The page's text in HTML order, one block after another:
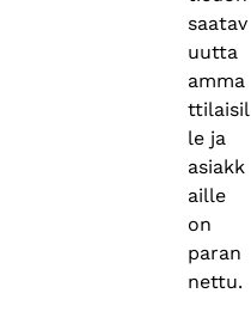
saatav
uutta
amma
ttilaisil
le ja
asiakk
aille
on
paran
nettu.